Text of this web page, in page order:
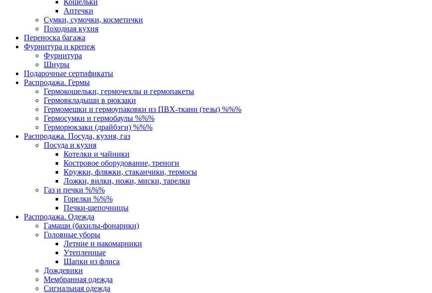
Кошельки
Аптечки
Сумки, сумочки, косметички
Походная кухня
Переноска багажа
Фурнитура и крепеж
Фурнитура
Шнуры
Подарочные сертификаты
Распродажа. Гермы
Гермокошельки, гермочехлы и гермопакеты
Гермовкладыши в рюкзаки
Гермомешки и гермоупаковки из ПВХ-ткани (тезы) %%%
Гермосумки и гермобаулы %%%
Герморюкзаки (драйбэги) %%%
Распродажа. Посуда, кухня, газ
Посуда и кухня
Котелки и чайники
Костровое оборудование, треноги
Кружки, фляжки, стаканчики, термосы
Ложки, вилки, ножи, миски, тарелки
Газ и печки %%%
Горелки %%%
Печки-щепочницы
Распродажа. Одежда
Гамаши (бахилы-фонарики)
Головные уборы
Летние и накомарники
Утепленные
Шапки из флиса
Дождевики
Мембранная одежда
Сигнальная одежда